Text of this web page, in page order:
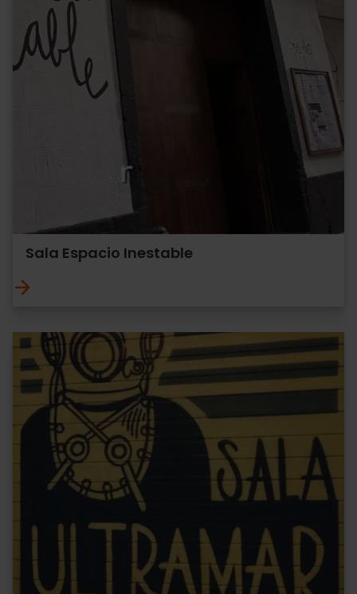
Sala Espacio Inestable